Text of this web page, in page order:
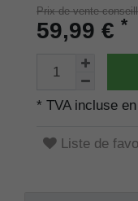
Prix de vente
59,99 € *
* TVA incluse
Liste de